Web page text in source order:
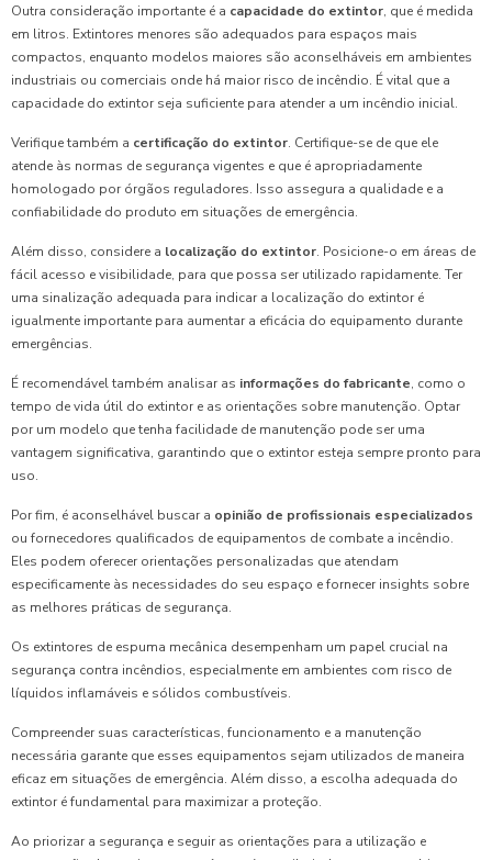
Outra consideração importante é a capacidade do extintor, que é medida
em litros. Extintores menores são adequados para espaços mais
compactos, enquanto modelos maiores são aconselháveis em ambientes
industriais ou comerciais onde há maior risco de incêndio. É vital que a
capacidade do extintor seja suficiente para atender a um incêndio inicial.
Verifique também a certificação do extintor. Certifique-se de que ele
atende às normas de segurança vigentes e que é apropriadamente
homologado por órgãos reguladores. Isso assegura a qualidade e a
confiabilidade do produto em situações de emergência.
Além disso, considere a localização do extintor. Posicione-o em áreas de
fácil acesso e visibilidade, para que possa ser utilizado rapidamente. Ter
uma sinalização adequada para indicar a localização do extintor é
igualmente importante para aumentar a eficácia do equipamento durante
emergências.
É recomendável também analisar as informações do fabricante, como o
tempo de vida útil do extintor e as orientações sobre manutenção. Optar
por um modelo que tenha facilidade de manutenção pode ser uma
vantagem significativa, garantindo que o extintor esteja sempre pronto para
uso.
Por fim, é aconselhável buscar a opinião de profissionais especializados
ou fornecedores qualificados de equipamentos de combate a incêndio.
Eles podem oferecer orientações personalizadas que atendam
especificamente às necessidades do seu espaço e fornecer insights sobre
as melhores práticas de segurança.
Os extintores de espuma mecânica desempenham um papel crucial na
segurança contra incêndios, especialmente em ambientes com risco de
líquidos inflamáveis e sólidos combustíveis.
Compreender suas características, funcionamento e a manutenção
necessária garante que esses equipamentos sejam utilizados de maneira
eficaz em situações de emergência. Além disso, a escolha adequada do
extintor é fundamental para maximizar a proteção.
Ao priorizar a segurança e seguir as orientações para a utilização e